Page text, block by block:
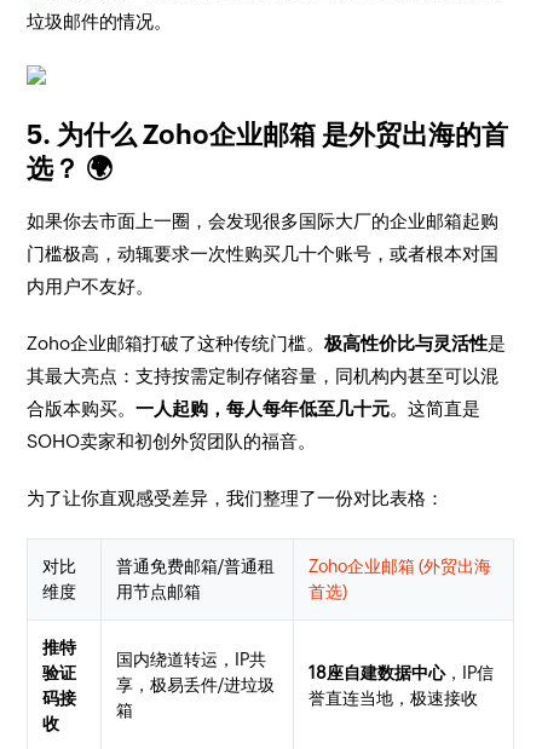
垃圾邮件的情况。
5. 为什么 Zoho企业邮箱 是外贸出海的首
选？ 🌍
如果你去市面上一圈，会发现很多国际大厂的企业邮箱起购
门槛极高，动辄要求一次性购买几十个账号，或者根本对国
内用户不友好。
Zoho企业邮箱打破了这种传统门槛。极高性价比与灵活性是
其最大亮点：支持按需定制存储容量，同机构内甚至可以混
合版本购买。一人起购，每人每年低至几十元。这简直是
SOHO卖家和初创外贸团队的福音。
为了让你直观感受差异，我们整理了一份对比表格：
对比
维度
普通免费邮箱/普通租
用节点邮箱
Zoho企业邮箱 (外贸出海
首选)
推特
验证
码接
收
国内绕道转运，IP共
享，极易丢件/进垃圾
箱
18座自建数据中心，IP信
誉直连当地，极速接收